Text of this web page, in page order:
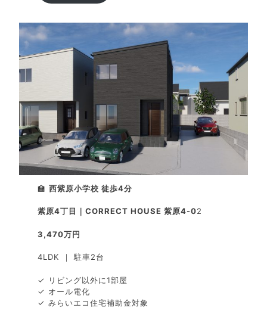
🏫 西紫原小学校 徒歩4分
紫原4丁目｜CORRECT HOUSE 紫原4-02
3,470万円
4LDK ｜ 駐車2台
✓ リビング以外に1部屋
✓ オール電化
✓ みらいエコ住宅補助金対象